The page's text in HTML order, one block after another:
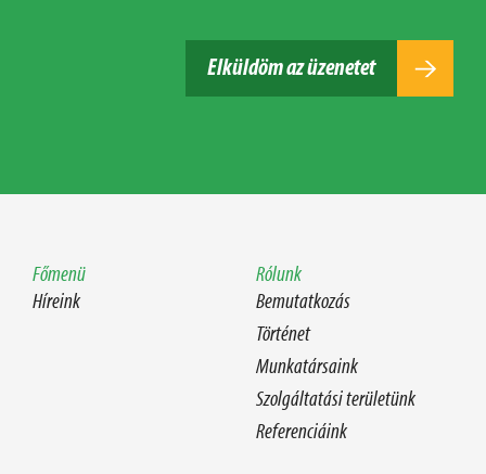
Elküldöm az üzenetet
Főmenü
Híreink
Rólunk
Bemutatkozás
Történet
Munkatársaink
Szolgáltatási területünk
Referenciáink